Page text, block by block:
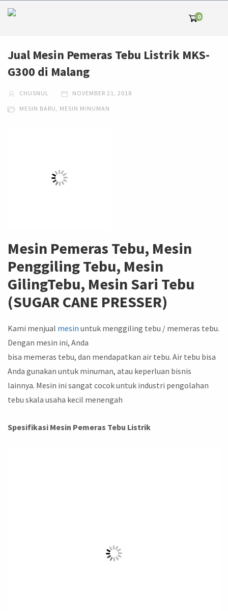
0
Jual Mesin Pemeras Tebu Listrik MKS-
G300 di Malang
CHUSNUL NOVEMBER 21, 2018
MESIN BARU, MESIN MINUMAN
Mesin Pemeras Tebu, Mesin
Penggiling Tebu, Mesin
GilingTebu, Mesin Sari Tebu
(SUGAR CANE PRESSER)
Kami menjual mesin untuk menggiling tebu / memeras tebu.
Dengan mesin ini, Anda
bisa memeras tebu, dan mendapatkan air tebu. Air tebu bisa
Anda gunakan untuk minuman, atau keperluan bisnis
lainnya. Mesin ini sangat cocok untuk industri pengolahan
tebu skala usaha kecil menengah
Spesifikasi Mesin Pemeras Tebu Listrik